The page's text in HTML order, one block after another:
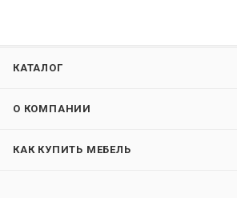
КАТАЛОГ
О КОМПАНИИ
КАК КУПИТЬ МЕБЕЛЬ